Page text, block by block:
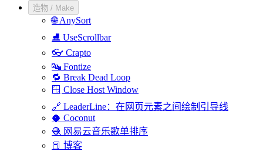
造物 / Make
🌐 AnySort
⛸️ UseScrollbar
👓 Crapto
🔤 Fontize
🔁 Break Dead Loop
🪟 Close Host Window
🔗 LeaderLine：在网页元素之间绘制引导线
🥥 Coconut
🧶 网易云音乐歌单排序
📕 博客